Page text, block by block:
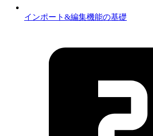
インポート&編集機能の基礎